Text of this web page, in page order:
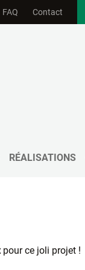
FAQ Contact
RÉALISATIONS
pour ce joli projet !